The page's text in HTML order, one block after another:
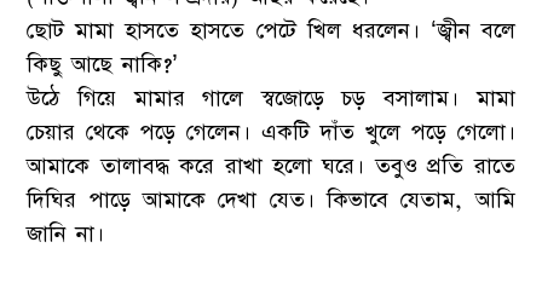
ছোট মামা হাসতে হাসতে পেটে খিল ধরলেন। ‘জ্বীন বলে
কিছু আছে নাকি?’
উঠে গিয়ে মামার গালে স্বজোড়ে চড় বসালাম। মামা
চেয়ার থেকে পড়ে গেলেন। একটি দাঁত খুলে পড়ে গেলো।
আমাকে তালাবদ্ধ করে রাখা হলো ঘরে। তবুও প্রতি রাতে
দিঘির পাড়ে আমাকে দেখা যেত। কিভাবে যেতাম, আমি
জানি না।